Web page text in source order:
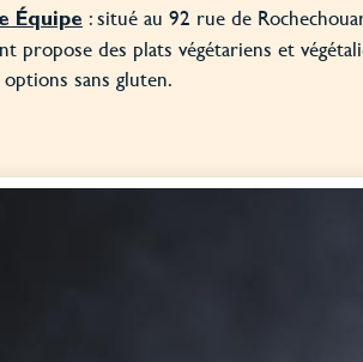
Équipe : situé au 92 rue de
propose des plats végétariens et
options sans gluten.